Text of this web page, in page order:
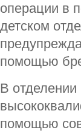
операции в
детском
помощью
В
помощью